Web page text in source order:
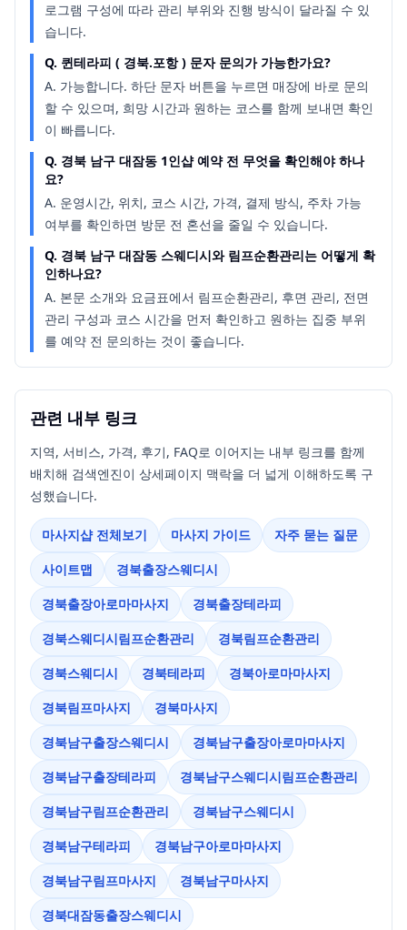
로그램 구성에 따라 관리 부위와 진행 방식이 달라질 수 있
습니다.
Q. 퀸테라피 ( 경북.포항 ) 문자 문의가 가능한가요?
A. 가능합니다. 하단 문자 버튼을 누르면 매장에 바로 문의
할 수 있으며, 희망 시간과 원하는 코스를 함께 보내면 확인
이 빠릅니다.
Q. 경북 남구 대잠동 1인샵 예약 전 무엇을 확인해야 하나
요?
A. 운영시간, 위치, 코스 시간, 가격, 결제 방식, 주차 가능
여부를 확인하면 방문 전 혼선을 줄일 수 있습니다.
Q. 경북 남구 대잠동 스웨디시와 림프순환관리는 어떻게 확
인하나요?
A. 본문 소개와 요금표에서 림프순환관리, 후면 관리, 전면
관리 구성과 코스 시간을 먼저 확인하고 원하는 집중 부위
를 예약 전 문의하는 것이 좋습니다.
관련 내부 링크
지역, 서비스, 가격, 후기, FAQ로 이어지는 내부 링크를 함께
배치해 검색엔진이 상세페이지 맥락을 더 넓게 이해하도록 구
성했습니다.
마사지샵 전체보기 마사지 가이드
자주 묻는 질문
사이트맵
경북출장스웨디시
경북출장아로마마사지
경북출장테라피
경북스웨디시림프순환관리
경북림프순환관리
경북스웨디시
경북테라피
경북아로마마사지
경북림프마사지
경북마사지
경북남구출장스웨디시
경북남구출장아로마마사지
경북남구출장테라피
경북남구스웨디시림프순환관리
경북남구림프순환관리
경북남구스웨디시
경북남구테라피
경북남구아로마마사지
경북남구림프마사지
경북남구마사지
경북대잠동출장스웨디시